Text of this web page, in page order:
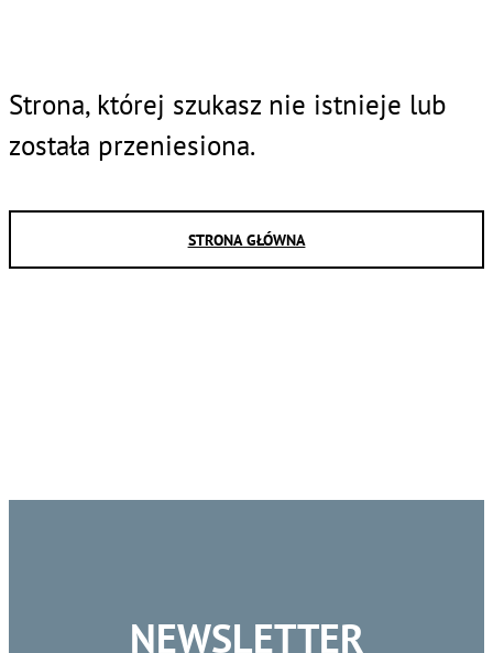
Strona, której szukasz nie istnieje lub
została przeniesiona.
STRONA GŁÓWNA
NEWSLETTER